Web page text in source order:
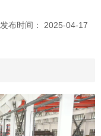
发布时间： 2025-04-17